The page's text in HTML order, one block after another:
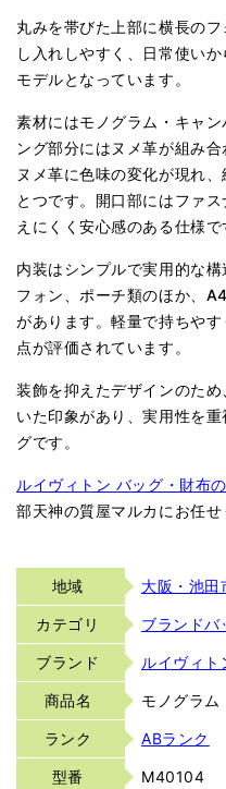
丸みを帯びた上部に横長の
し入れしやすく、日常使い
モデルとなっています。
素材にはモノグラム・キャ
ング部分にはヌメ革が組み
ヌメ革に色味の変化が現れ
とつです。開口部にはファ
えにくく安心感のある仕様で
内装はシンプルで実用的な
フォン、ポーチ類のほか、
があります。軽量で持ちや
点が評価されています。
装飾を抑えたデザインのた
いた印象があり、実用性を
グです。
ルイヴィトン バッグ・財布
部天神の質屋マルカにお任せ
地域 大阪・池田
カテゴリ ブランドバ
ブランド ルイヴィト
商品名 モノグラム
ランク ABランク
型番 M40104